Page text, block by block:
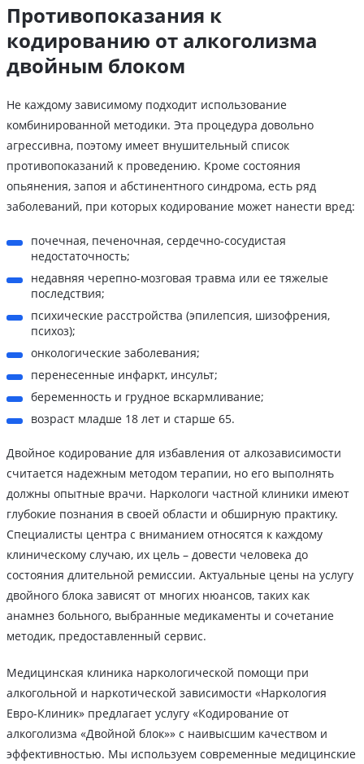
Противопоказания к
кодированию от алкоголизма
двойным блоком
Не каждому зависимому подходит использование
комбинированной методики. Эта процедура довольно
агрессивна, поэтому имеет внушительный список
противопоказаний к проведению. Кроме состояния
опьянения, запоя и абстинентного синдрома, есть ряд
заболеваний, при которых кодирование может нанести вред:
почечная, печеночная, сердечно-сосудистая
недостаточность;
недавняя черепно-мозговая травма или ее тяжелые
последствия;
психические расстройства (эпилепсия, шизофрения,
психоз);
онкологические заболевания;
перенесенные инфаркт, инсульт;
беременность и грудное вскармливание;
возраст младше 18 лет и старше 65.
Двойное кодирование для избавления от алкозависимости
считается надежным методом терапии, но его выполнять
должны опытные врачи. Наркологи частной клиники имеют
глубокие познания в своей области и обширную практику.
Специалисты центра с вниманием относятся к каждому
клиническому случаю, их цель – довести человека до
состояния длительной ремиссии. Актуальные цены на услугу
двойного блока зависят от многих нюансов, таких как
анамнез больного, выбранные медикаменты и сочетание
методик, предоставленный сервис.
Медицинская клиника наркологической помощи при
алкогольной и наркотической зависимости «Наркология
Евро-Клиник» предлагает услугу «Кодирование от
алкоголизма «Двойной блок»» с наивысшим качеством и
эффективностью. Мы используем современные медицинские